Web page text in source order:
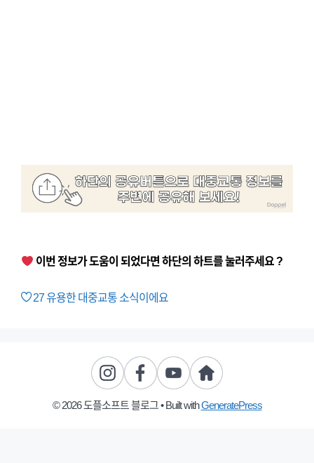
이번 정보가 도움이 되었다면 하단의 하트를 눌러주세요 ?
27유용한 대중교통 소식이에요
© 2026 도플소프트 블로그• Built withGeneratePress